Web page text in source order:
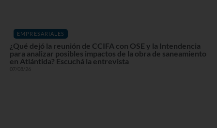
EMPRESARIALES
¿Qué dejó la reunión de CCIFA con OSE y la Intendencia
para analizar posibles impactos de la obra de saneamiento
en Atlántida? Escuchá la entrevista
07/08/26